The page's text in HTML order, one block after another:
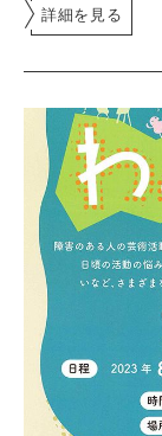
詳細を見る